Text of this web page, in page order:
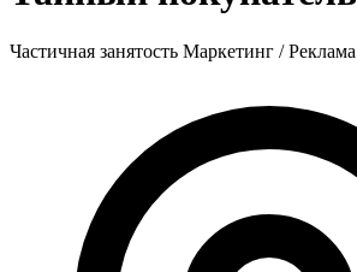
Частичная занятость Маркетинг / Реклама